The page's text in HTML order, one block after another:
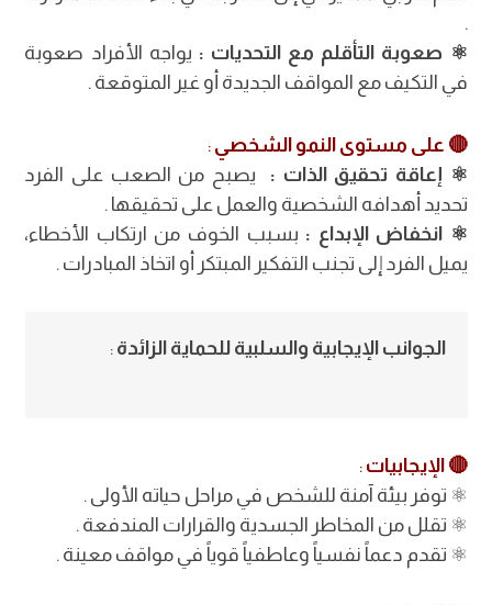
.
⚛︎ صعوبة التأقلم مع التحديات : يواجه الأفراد صعوبة
في التكيف مع المواقف الجديدة أو غير المتوقعة .
🔴 على مستوى النمو الشخصي :
⚛︎ إعاقة تحقيق الذات :
يصبح من الصعب على الفرد
تحديد أهدافه الشخصية والعمل على تحقيقها .
⚛︎ انخفاض الإبداع : بسبب الخوف من ارتكاب الأخطاء،
يميل الفرد إلى تجنب التفكير المبتكر أو اتخاذ المبادرات .
الجوانب الإيجابية والسلبية للحماية الزائدة :
🔴 الإيجابيات :
⚛︎ توفر بيئة آمنة للشخص في مراحل حياته الأولى .
⚛︎ تقلل من المخاطر الجسدية والقرارات المندفعة .
⚛︎ تقدم دعماً نفسياً وعاطفياً قوياً في مواقف معينة .